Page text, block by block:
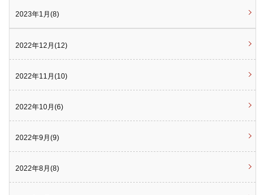
2023年1月(8)
2022年12月(12)
2022年11月(10)
2022年10月(6)
2022年9月(9)
2022年8月(8)